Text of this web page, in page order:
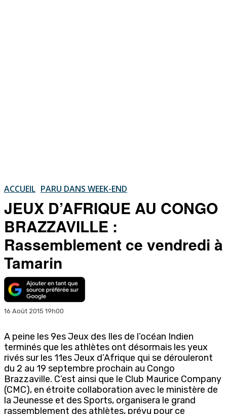
ACCUEIL PARU DANS WEEK-END
JEUX D’AFRIQUE AU CONGO
BRAZZAVILLE :
Rassemblement ce vendredi à
Tamarin
16 Août 2015 19h00
A peine les 9es Jeux des Iles de l’océan Indien
terminés que les athlètes ont désormais les yeux
rivés sur les 11es Jeux d’Afrique qui se dérouleront
du 2 au 19 septembre prochain au Congo
Brazzaville. C’est ainsi que le Club Maurice Company
(CMC), en étroite collaboration avec le ministère de
la Jeunesse et des Sports, organisera le grand
rassemblement des athlètes, prévu pour ce